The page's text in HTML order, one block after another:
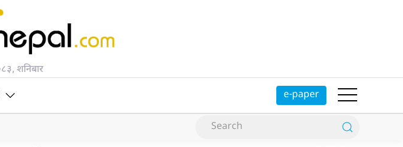
शनिबार
e-paper